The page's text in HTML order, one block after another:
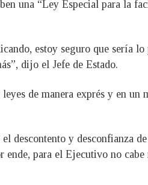
una “Ley Especial para la
estoy seguro que sería lo
dijo el Jefe de Estado.
de manera exprés y en un
descontento y desconfianza
para el Ejecutivo no cabe